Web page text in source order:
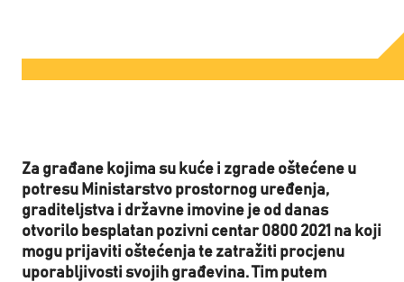
Za građane kojima su kuće i zgrade oštećene u
potresu Ministarstvo prostornog uređenja,
graditeljstva i državne imovine je od danas
otvorilo besplatan pozivni centar 0800 2021 na koji
mogu prijaviti oštećenja te zatražiti procjenu
uporabljivosti svojih građevina. Tim putem